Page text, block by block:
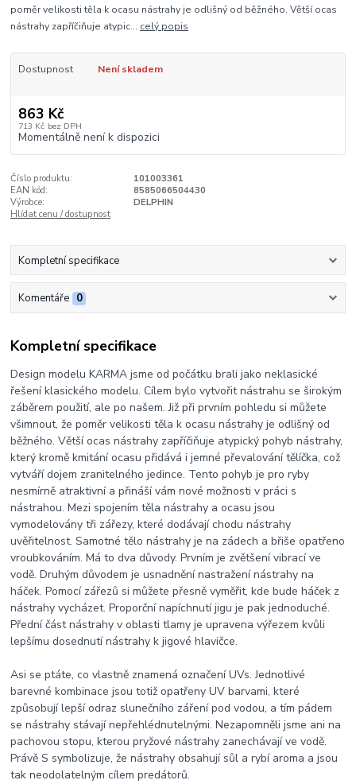
poměr velikosti těla k ocasu nástrahy je odlišný od běžného. Větší ocas
nástrahy zapříčiňuje atypic... celý popis
Dostupnost Není skladem
863 Kč
713 Kč bez DPH
Momentálně není k dispozici
Číslo produktu:
101003361
EAN kód:
8585066504430
Výrobce:
DELPHIN
Hlídat cenu / dostupnost
Kompletní specifikace
Komentáře 0
Kompletní specifikace
Design modelu KARMA jsme od počátku brali jako neklasické
řešení klasického modelu. Cílem bylo vytvořit nástrahu se širokým
záběrem použití, ale po našem. Již při prvním pohledu si můžete
všimnout, že poměr velikosti těla k ocasu nástrahy je odlišný od
běžného. Větší ocas nástrahy zapříčiňuje atypický pohyb nástrahy,
který kromě kmitání ocasu přidává i jemné převalování tělíčka, což
vytváří dojem zranitelného jedince. Tento pohyb je pro ryby
nesmírně atraktivní a přináší vám nové možnosti v práci s
nástrahou. Mezi spojením těla nástrahy a ocasu jsou
vymodelovány tři zářezy, které dodávají chodu nástrahy
uvěřitelnost. Samotné tělo nástrahy je na zádech a břiše opatřeno
vroubkováním. Má to dva důvody. Prvním je zvětšení vibrací ve
vodě. Druhým důvodem je usnadnění nastražení nástrahy na
háček. Pomocí zářezů si můžete přesně vyměřit, kde bude háček z
nástrahy vycházet. Proporční napíchnutí jigu je pak jednoduché.
Přední část nástrahy v oblasti tlamy je upravena výřezem kvůli
lepšímu dosednutí nástrahy k jigové hlavičce.
Asi se ptáte, co vlastně znamená označení UVs. Jednotlivé
barevné kombinace jsou totiž opatřeny UV barvami, které
způsobují lepší odraz slunečního záření pod vodou, a tím pádem
se nástrahy stávají nepřehlédnutelnými. Nezapomněli jsme ani na
pachovou stopu, kterou pryžové nástrahy zanechávají ve vodě.
Právě S symbolizuje, že nástrahy obsahují sůl a rybí aroma a jsou
tak neodolatelným cílem predátorů.